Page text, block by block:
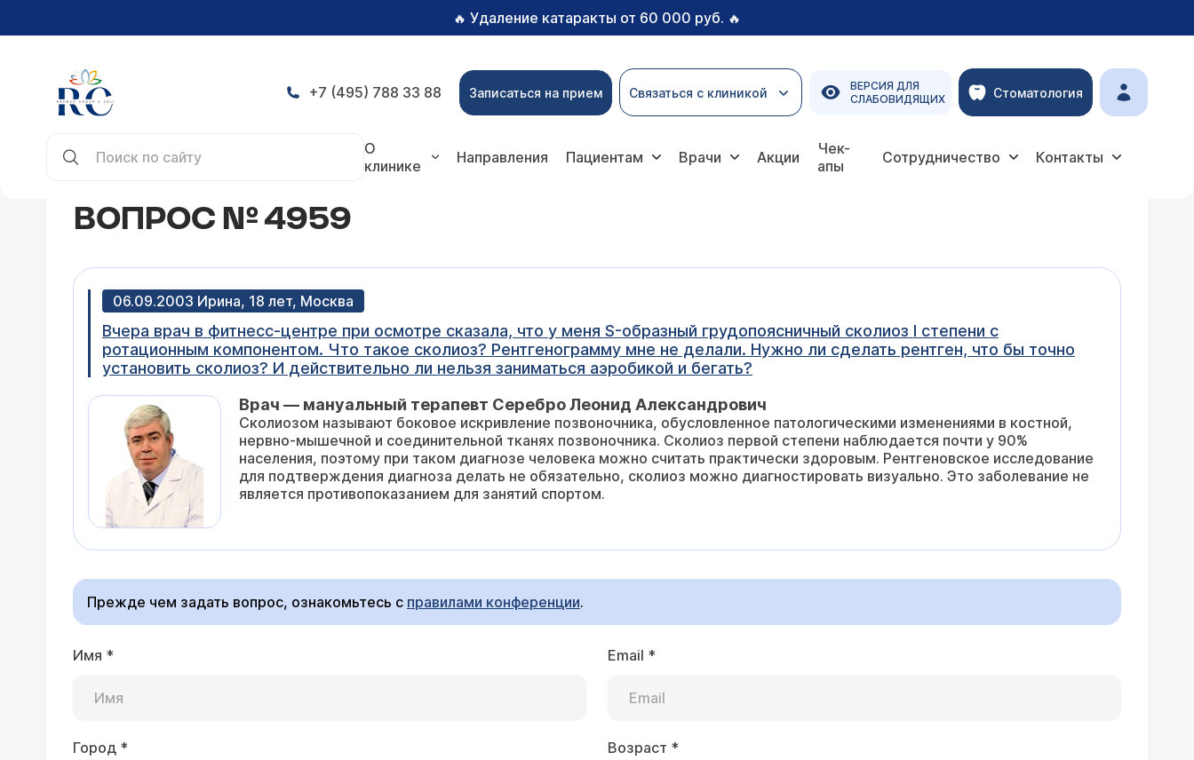
🔥 Удаление катаракты от 60 000 руб. 🔥
+7 (495) 788 33 88 Записаться на прием Связаться с клиникой
ВЕРСИЯ ДЛЯ
СЛАБОВИДЯЩИХ
Стоматология
О
клинике
Направления Пациентам Врачи Акции
Чек-
апы
Сотрудничество Контакты
ВОПРОС № 4959
06.09.2003 Ирина, 18 лет, Москва
Вчера врач в фитнесс-центре при осмотре сказала, что у меня S-образный грудопоясничный сколиоз I степени с
ротационным компонентом. Что такое сколиоз? Рентгенограмму мне не делали. Нужно ли сделать рентген, что бы точно
установить сколиоз? И действительно ли нельзя заниматься аэробикой и бегать?
Врач — мануальный терапевт Серебро Леонид Александрович
Сколиозом называют боковое искривление позвоночника, обусловленное патологическими изменениями в костной,
нервно-мышечной и соединительной тканях позвоночника. Сколиоз первой степени наблюдается почти у 90%
населения, поэтому при таком диагнозе человека можно считать практически здоровым. Рентгеновское исследование
для подтверждения диагноза делать не обязательно, сколиоз можно диагностировать визуально. Это заболевание не
является противопоказанием для занятий спортом.
Прежде чем задать вопрос, ознакомьтесь с правилами конференции.
Имя * Email *
Город * Возраст *